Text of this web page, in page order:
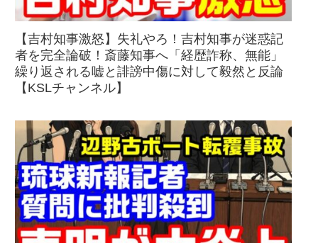
【吉村知事激怒】失礼やろ！吉村知事が迷惑記
者を完全論破！斎藤知事へ「経歴詐称、無能」
繰り返される嘘と誹謗中傷に対して毅然と反論
【KSLチャンネル】